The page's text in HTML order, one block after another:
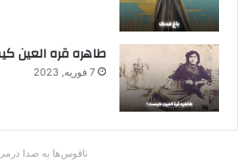
طاهره قره العین
7 فوریه, 2023
ناقوس‌ها به صدا